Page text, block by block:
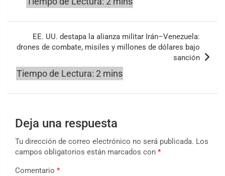
EE. UU. destapa la alianza militar Irán–Venezuela:
drones de combate, misiles y millones de dólares bajo
sanción
Deja una respuesta
Tu dirección de correo electrónico no será publicada. Los
campos obligatorios están marcados con *
Comentario *